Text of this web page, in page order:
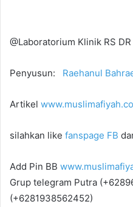
@Laboratorium Klinik RS
Penyusun: Raehanul
Artikel
silahkan like fanspage FB
Add Pin BB
Grup telegram Putra
(+6281938562452)